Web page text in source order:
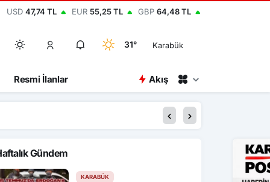
USD 47,74 TL EUR 55,25 TL GBP 64,48 TL
31° Karabük
Resmi İlanlar Akış
20:52 Kastamonu
Gündem
KARABÜK